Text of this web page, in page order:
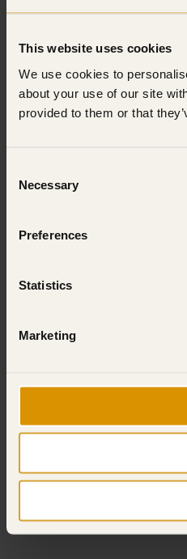
This website uses cookies
We use cookies to
about your use of our site
provided to them or that
Selection
Necessary
Preferences
Statistics
Marketing